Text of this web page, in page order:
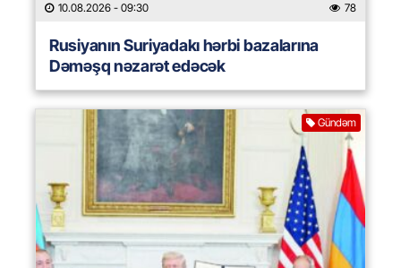
10.08.2026 - 09:30 78
Rusiyanın Suriyadakı hərbi bazalarına
Dəməşq nəzarət edəcək
Gündəm